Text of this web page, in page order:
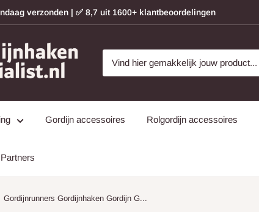
verzonden | ✅ 8,7 uit 1600+ klantbeoordelingen
Gordijn accessoires Rolgordijn accessoires
Partners
Gordijnrunners Gordijnhaken Gordijn G...